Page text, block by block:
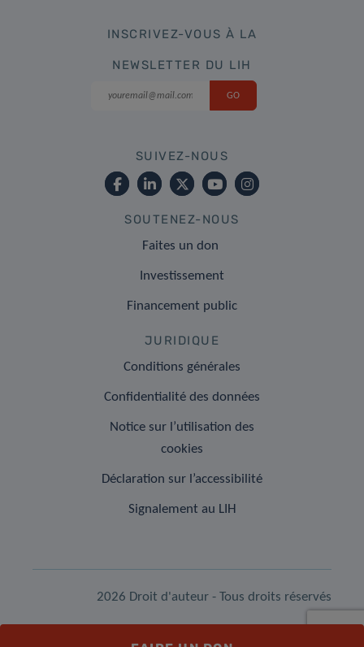
INSCRIVEZ-VOUS À LA
NEWSLETTER DU LIH
SUIVEZ-NOUS
SOUTENEZ-NOUS
Faites un don
Investissement
Financement public
JURIDIQUE
Conditions générales
Confidentialité des données
Notice sur l’utilisation des
cookies
Déclaration sur l’accessibilité
Signalement au LIH
2026 Droit d'auteur - Tous droits réservés